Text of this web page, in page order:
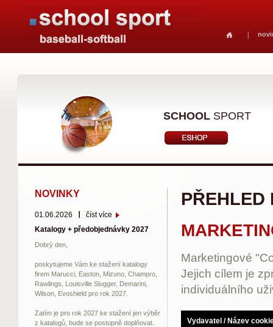
SCHOOL SPORT
NOVINKY
01.06.2026
číst více
Katalogy + předobjednávky 2027
Dobrý den,
poskytujeme Vám ke stažení katalogy
firem Marucci, Easton, Mizuno, Champro,
Rawlings, Louisville Slugger, Demarini,
Wilson, Evoshield pro rok 2027.
Zatím je pro rok 2027 ke stažení jen výběr
z katalogů, bude se postupně doplňovat.
PŘEHLED
Marketingové
Jejich cílem je
individuálního
Vydavatel / Název